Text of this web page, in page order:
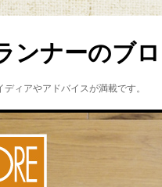
ンナーのブ
ィアやアドバイスが満載です。